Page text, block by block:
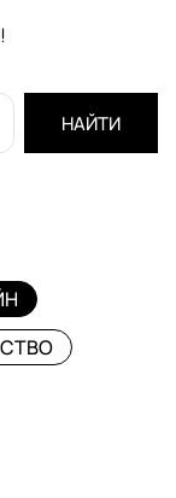
НАЙТИ